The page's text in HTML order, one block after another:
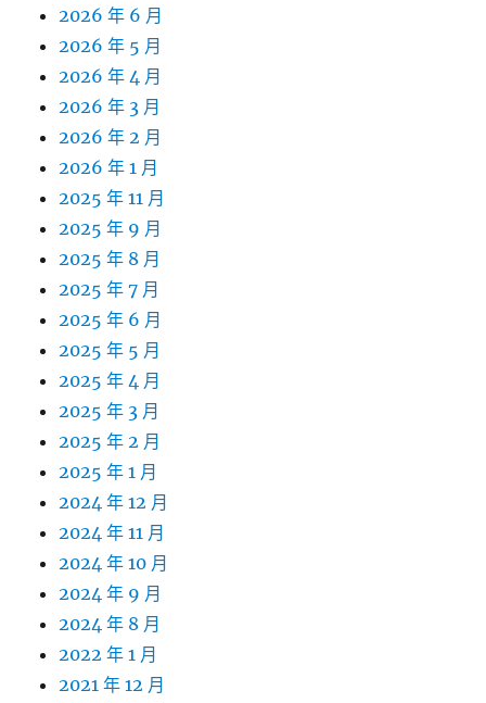
2026 年 6 月
2026 年 5 月
2026 年 4 月
2026 年 3 月
2026 年 2 月
2026 年 1 月
2025 年 11 月
2025 年 9 月
2025 年 8 月
2025 年 7 月
2025 年 6 月
2025 年 5 月
2025 年 4 月
2025 年 3 月
2025 年 2 月
2025 年 1 月
2024 年 12 月
2024 年 11 月
2024 年 10 月
2024 年 9 月
2024 年 8 月
2022 年 1 月
2021 年 12 月